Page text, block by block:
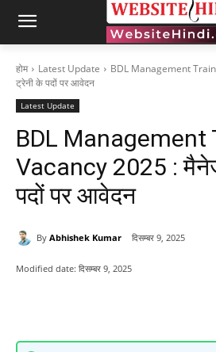
होम Latest Update
BDL Management
ट्रेनी के पदों पर आवेदन
Latest Update
BDL Management
Vacancy 2025 :
पदों पर आवेदन
By Abhishek Kumar दिसम्बर 9, 2025
Modified date: दिसम्बर 9, 2025